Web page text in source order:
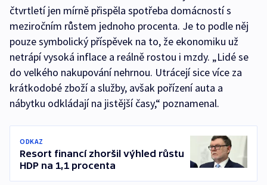
čtvrtletí jen mírně přispěla spotřeba domácností s
meziročním růstem jednoho procenta. Je to podle něj
pouze symbolický příspěvek na to, že ekonomiku už
netrápí vysoká inflace a reálně rostou i mzdy. „Lidé se
do velkého nakupování nehrnou. Utrácejí sice více za
krátkodobé zboží a služby, avšak pořízení auta a
nábytku odkládají na jistější časy,“ poznamenal.
ODKAZ
Resort financí zhoršil výhled růstu
HDP na 1,1 procenta